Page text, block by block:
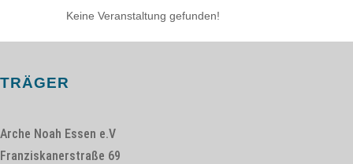
Keine Veranstaltung gefunden!
TRÄGER
Arche Noah Essen e.V
Franziskanerstraße 69